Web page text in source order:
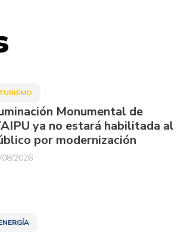
Monumental de
ya no estará habilitada al
por modernización
08/2026